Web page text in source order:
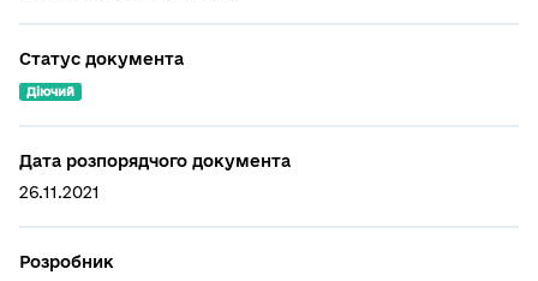
Статус документа
Діючий
Дата розпорядчого документа
26.11.2021
Розробник